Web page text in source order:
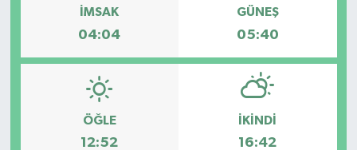
İMSAK
04:04
GÜNEŞ
05:40
ÖĞLE
12:52
İKINDI
16:42
Video Galeri